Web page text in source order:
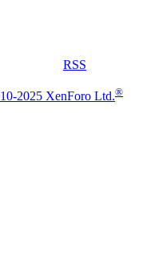
RSS
2025 XenForo Ltd.®